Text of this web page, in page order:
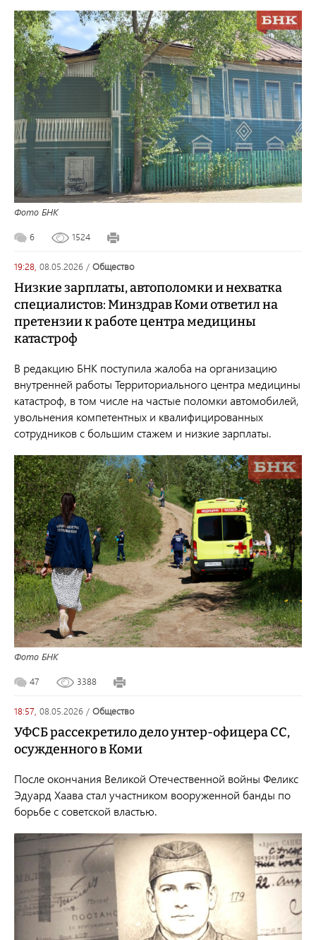
Фото БНК
6 1524
19:28, 08.05.2026 / общество
Низкие зарплаты, автополомки и нехватка
специалистов: Минздрав Коми ответил на
претензии к работе центра медицины
катастроф
В редакцию БНК поступила жалоба на организацию
внутренней работы Территориального центра медицины
катастроф, в том числе на частые поломки автомобилей,
увольнения компетентных и квалифицированных
сотрудников с большим стажем и низкие зарплаты.
Фото БНК
47 3388
18:57, 08.05.2026 / общество
УФСБ рассекретило дело унтер-офицера СС,
осужденного в Коми
После окончания Великой Отечественной войны Феликс
Эдуард Хаава стал участником вооруженной банды по
борьбе с советской властью.